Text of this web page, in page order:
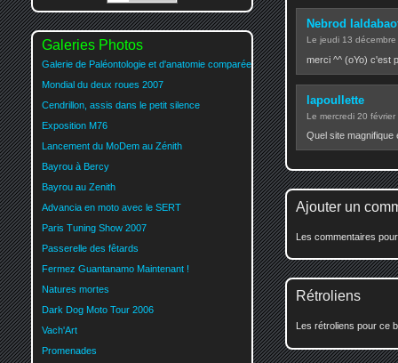
Nebrod
Le jeudi 13
merci ^^ (oYo) c'est
lapoullette
Le mercredi 20
Quel site
Ajouter un
Les commentaires
Rétroliens
Les rétroliens pour ce
Galeries Photos
Galerie de Paléontologie et d'anatomie comparée
Mondial du deux roues 2007
Cendrillon, assis dans le petit silence
Exposition M76
Lancement du MoDem au Zénith
Bayrou à Bercy
Bayrou au Zenith
Advancia en moto avec le SERT
Paris Tuning Show 2007
Passerelle des fêtards
Fermez Guantanamo Maintenant !
Natures mortes
Dark Dog Moto Tour 2006
Vach'Art
Promenades